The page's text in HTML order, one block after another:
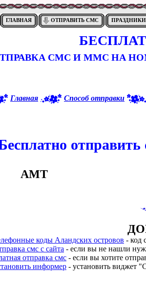
ГЛАВНАЯ ОТПРАВИТЬ СМС ПРАЗДНИКИ
СМС И ММС НА
Главная Способ отправки
отправить
AMT
коды Аландских островов - код
смс с сайта - если вы не нашли
отправка смс - если вы хотите
информер - установить виджет